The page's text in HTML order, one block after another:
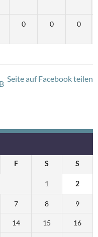
0 0 0
Seite auf Facebook teilen
F S S
1 2
7 8 9
14 15 16